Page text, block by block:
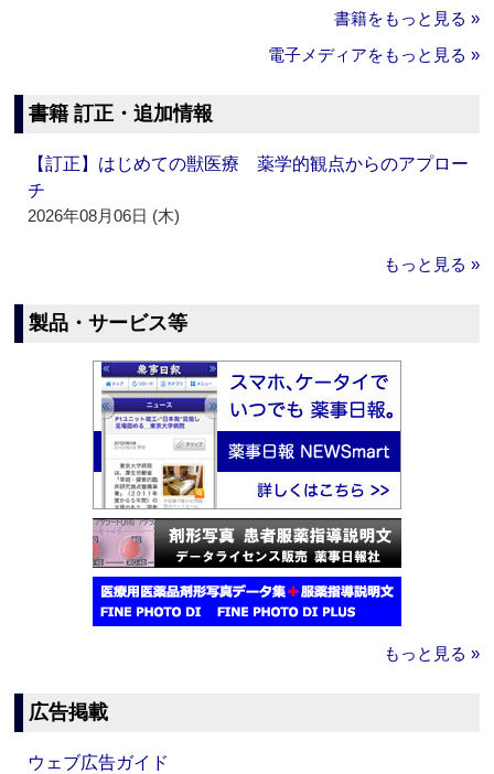
書籍をもっと見る »
電子メディアをもっと見る »
書籍 訂正・追加情報
【訂正】はじめての獣医療 薬学的観点からのアプロー
チ
2026年08月06日 (木)
もっと見る »
製品・サービス等
もっと見る »
広告掲載
ウェブ広告ガイド